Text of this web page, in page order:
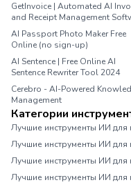
GetInvoice | Automated AI
and Receipt Management
AI Passport Photo Maker Free
Online (no sign-up)
AI Sentence | Free Online AI
Sentence Rewriter Tool 2024
Cerebro - AI-Powered
Management
Категории
Лучшие инструменты ИИ для
Лучшие инструменты ИИ для
Лучшие инструменты ИИ для
Лучшие инструменты ИИ